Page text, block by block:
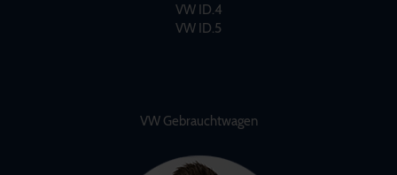
VW ID.4
VW ID.5
VW Gebrauchtwagen